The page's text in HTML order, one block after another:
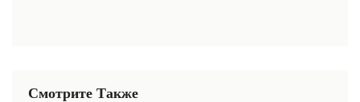
Смотрите Также